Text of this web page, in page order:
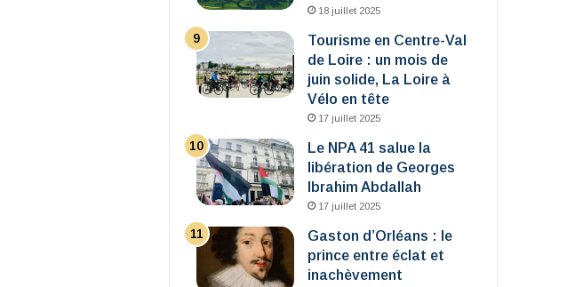
18 juillet 2025
Tourisme en Centre-Val
de Loire : un mois de
juin solide, La Loire à
Vélo en tête
17 juillet 2025
Le NPA 41 salue la
libération de Georges
Ibrahim Abdallah
17 juillet 2025
Gaston d’Orléans : le
prince entre éclat et
inachèvement